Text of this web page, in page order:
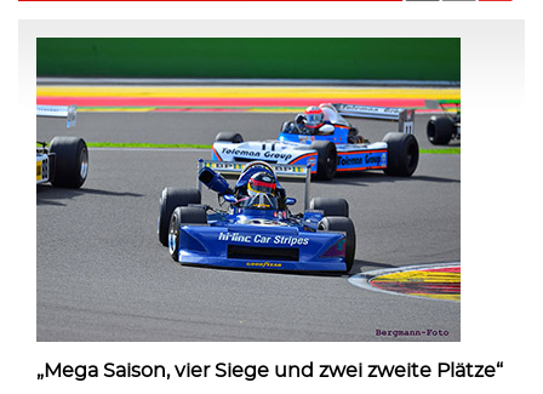
„Mega Saison, vier Siege und zwei zweite Plätze“